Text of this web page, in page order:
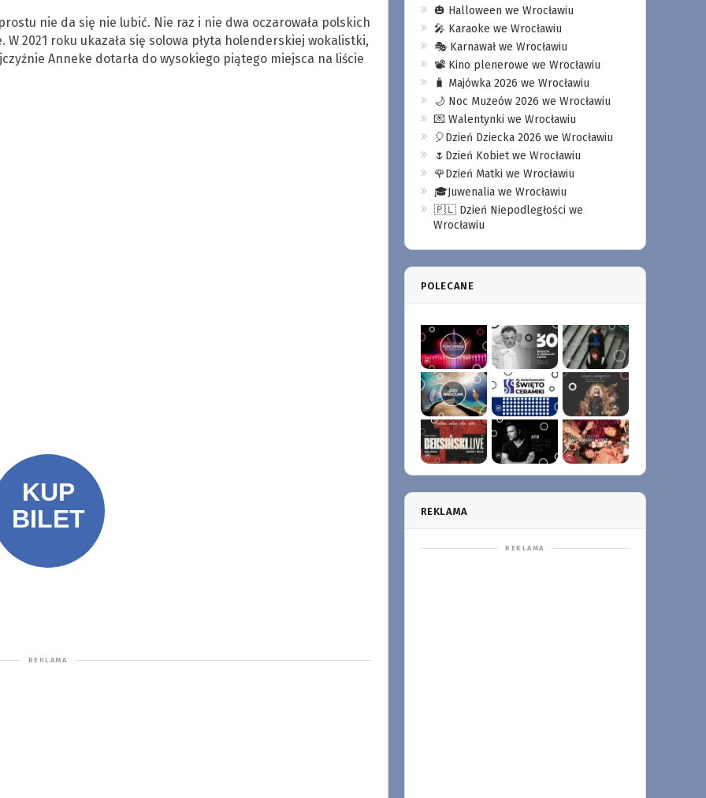
nie da się nie lubić. Nie raz i nie dwa oczarowała polskich
2021 roku ukazała się solowa płyta holenderskiej wokalistki,
Anneke dotarła do wysokiego piątego miejsca na liście
🎃 Halloween we Wrocławiu
🎤 Karaoke we Wrocławiu
🎭 Karnawał we Wrocławiu
📽️ Kino plenerowe we Wrocławiu
🧳 Majówka 2026 we Wrocławiu
🌙 Noc Muzeów 2026 we Wrocławiu
💌 Walentynki we Wrocławiu
🎈Dzień Dziecka 2026 we Wrocławiu
🌷Dzień Kobiet we Wrocławiu
🌹Dzień Matki we Wrocławiu
🎓Juwenalia we Wrocławiu
🇵🇱 Dzień Niepodległości we
Wrocławiu
POLECANE
REKLAMA